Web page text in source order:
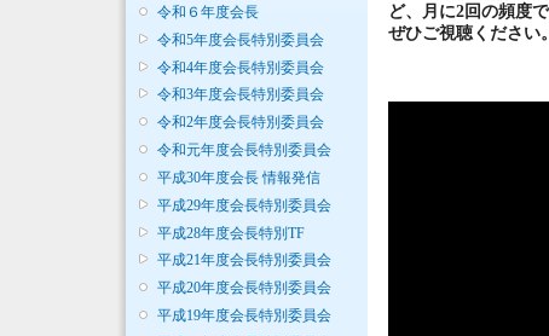
令和６年度会長
令和5年度会長特別委員会
令和4年度会長特別委員会
令和3年度会長特別委員会
令和2年度会長特別委員会
令和元年度会長特別委員会
平成30年度会長 情報発信
平成29年度会長特別委員会
平成28年度会長特別TF
平成21年度会長特別委員会
平成20年度会長特別委員会
平成19年度会長特別委員会
ど、月に2回の頻度
ぜひご視聴ください。